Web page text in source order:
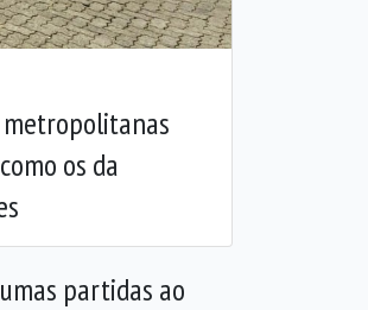
os da
partidas ao